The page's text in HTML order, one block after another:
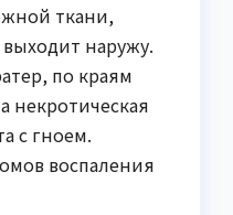
ткани,
наружу.
по краям
некротическая
с гноем.
воспаления